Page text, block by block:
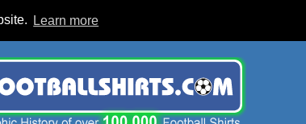
Learn more